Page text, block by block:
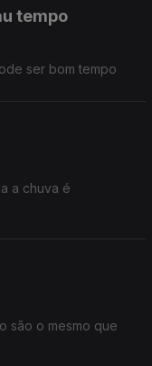
tempo
ser bom tempo
a chuva é
são o mesmo que